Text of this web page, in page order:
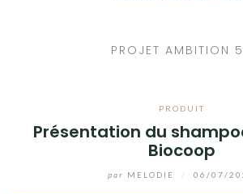
PROJET AMBITION
PRODUIT
Présentation du
Biocoop
par MELODIE 06/07/